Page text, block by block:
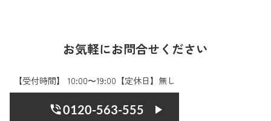
お気軽にお問合せください
【受付時間】 10:00〜19:00【定休日】無し
0120-563-555